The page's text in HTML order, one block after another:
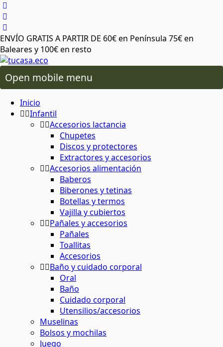
ENVÍO GRATIS A PARTIR DE 60€ en Península 75€ en
Baleares y 100€ en resto
Open mobile menu
oral
capilar
corporal
y baño
y horticultura
residuos
lactancia
alimentación
accesorios
corporal
Inicio
Infantil
Accesorios lactancia
Chupetes
Discos y protectores
Extractores y accesorios
Accesorios alimentación
Baberos
Biberones y tetinas
Botellas y termos
Vajilla y cubiertos
Pañales y accesorios
Pañales
Toallitas
Accesorios
Baño y cuidado corporal
Oral
Baño
Cuidado corporal
Utensilios/accesorios
Muselinas
Bolsos y mochilas
Juego